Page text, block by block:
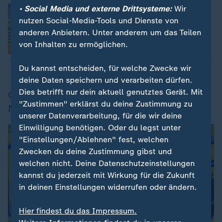
Analyse
US-Abschiebepolitik unter Trump
Wie ICE-Haftzentren organisiert sind
Laura Marie Mertes, Washington D.C.
mit Video28:41
George Floyd und die "Black Lives
Matter"-Proteste
• Social Media und externe Drittsysteme:Wir
nutzen Social-Media-Tools und Dienste von
anderen Anbietern. Unter anderem um das Teilen
von Inhalten zu ermöglichen.
Du kannst entscheiden, für welche Zwecke wir
deine Daten speichern und verarbeiten dürfen.
Dies betrifft nur dein aktuell genutztes Gerät. Mit
"Zustimmen" erklärst du deine Zustimmung zu
unserer Datenverarbeitung, für die wir deine
Einwilligung benötigen. Oder du legst unter
"Einstellungen/Ablehnen" fest, welchen
Zwecken du deine Zustimmung gibst und
welchen nicht. Deine Datenschutzeinstellungen
kannst du jederzeit mit Wirkung für die Zukunft
in deinen Einstellungen widerrufen oder ändern.
Hier findest du das Impressum.